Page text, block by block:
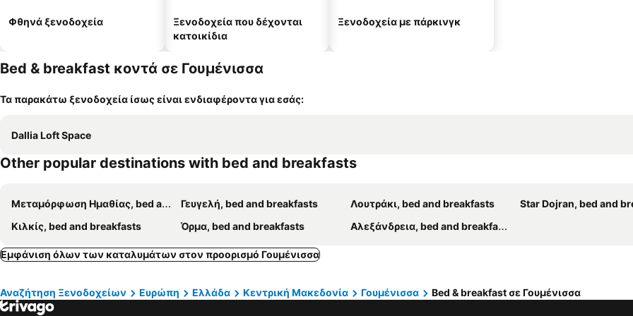
Φθηνά ξενοδοχεία
Ξενοδοχεία που δέχονται
κατοικίδια
Ξενοδοχεία με πάρκινγκ
Bed & breakfast κοντά σε Γουμένισσα
Τα παρακάτω ξενοδοχεία ίσως είναι ενδιαφέροντα για εσάς:
Dallia Loft Space
Other popular destinations with bed and breakfasts
Μεταμόρφωση Ημαθίας, bed and breakfasts Γευγελή, bed and breakfasts Λουτράκι, bed and breakfasts
Star Dojran, bed and
Κιλκίς, bed and breakfasts
Όρμα, bed and breakfasts Αλεξάνδρεια, bed and breakfasts
Εμφάνιση όλων των καταλυμάτων στον προορισμό Γουμένισσα
Αναζήτηση Ξενοδοχείων Ευρώπη Ελλάδα Κεντρική Μακεδονία Γουμένισσα Bed & breakfast σε Γουμένισσα